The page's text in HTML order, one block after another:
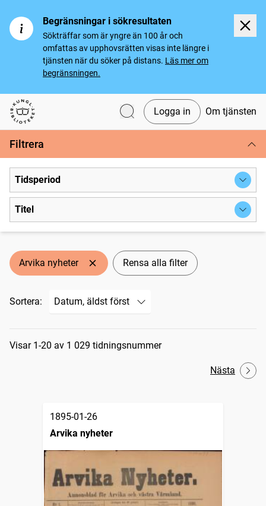
Begränsningar i sökresultaten
Sökträffar som är yngre än 100 år och
omfattas av upphovsrätten visas inte längre i
tjänsten när du söker på distans. Läs mer om
begränsningen.
Svenska tidningar
Logga in Om tjänsten
Filtrera
Tidsperiod
Titel
Arvika nyheter Rensa alla filter
Sortera:
Sökresultat
Visar 1-20 av 1 029 tidningsnummer
Nästa
1895-01-26
Arvika nyheter